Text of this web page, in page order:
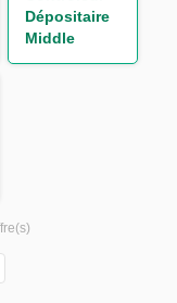
Dépositaire
Middle
Office